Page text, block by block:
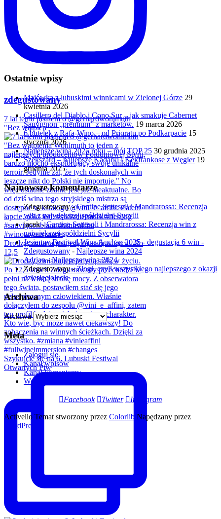
zdegustowany
7 lat temu pisałem o @gerhardwohlmuth
"Bez wątpien
Drodzy, zmiana jest jedyną stałą w życiu. Po
12,5
Szykujcie się na 6. Lubuski Festiwal
Otwartych Piw
Ostatnie wpisy
Majówka z lubuskimi winnicami w Zielonej Górze 29
kwietnia 2026
Casillero del Diablo i Cono Sur – jak smakuje Cabernet
Sauvignon „premium” z marketów. 19 marca 2026
6 butelek z Rafa-Wino – od Prioratu po Podkarpacie 15
stycznia 2026
Najlepsze wina 2025 roku – mój TOP 25 30 grudnia 2025
Szekszárd – najlepsze Kadarki i Kékfrankose z Węgier 19
grudnia 2025
Najnowsze komentarze
Zdegustowany-Cantine Settesoli i Mandrarossa: Recenzja
win z największej spółdzielni Sycylii
jacek-Cantine Settesoli i Mandrarossa: Recenzja win z
największej spółdzielni Sycylii
Jesienny Festiwal Wina Auchan 2025 - degustacja 6 win -
Zdegustowany - Najlepsze wina 2024
Adrian-Najlepsze wina 2024
Zdegustowany-Złogi, czyli wszystkiego najlepszego z okazji
dziesięciolecia
Archiwa
Archiwa
Meta
Zaloguj się
Kanał wpisów
Kanał komentarzy
WordPress.org
Facebook Twitter Instagram
Activello Temat stworzony przez Colorlib Napędzany przez
WordPress